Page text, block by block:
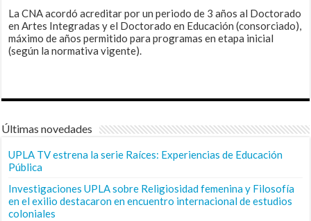
La CNA acordó acreditar por un periodo de 3 años al Doctorado
en Artes Integradas y el Doctorado en Educación (consorciado),
máximo de años permitido para programas en etapa inicial
(según la normativa vigente).
Últimas novedades
UPLA TV estrena la serie Raíces: Experiencias de Educación
Pública
Investigaciones UPLA sobre Religiosidad femenina y Filosofía
en el exilio destacaron en encuentro internacional de estudios
coloniales